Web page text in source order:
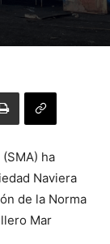
ha
Naviera
de la Norma
Mar